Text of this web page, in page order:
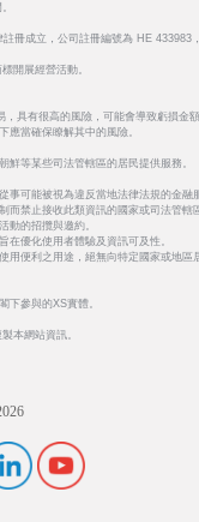
冊成立，公司註冊編號為 HE 433983
開展經營活動。
具有很高的風險，可能會導致虧損金
應當確保瞭解其中的風險。
鮮等某些司法管轄區的居民提供服務。
事可能被視為違反當地法律法規的金融
而禁止接收此類資訊的國家或司法管轄
動的招攬與邀約。
在優化使用者體驗及資訊可及性。
用便利之用途，絕無向特定國家或地區
下參與的XS實體。
本網站資訊。